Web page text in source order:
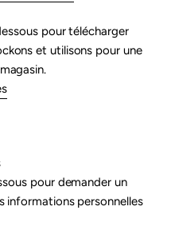
pour télécharger
et utilisons pour une
pour demander un
informations personnelles